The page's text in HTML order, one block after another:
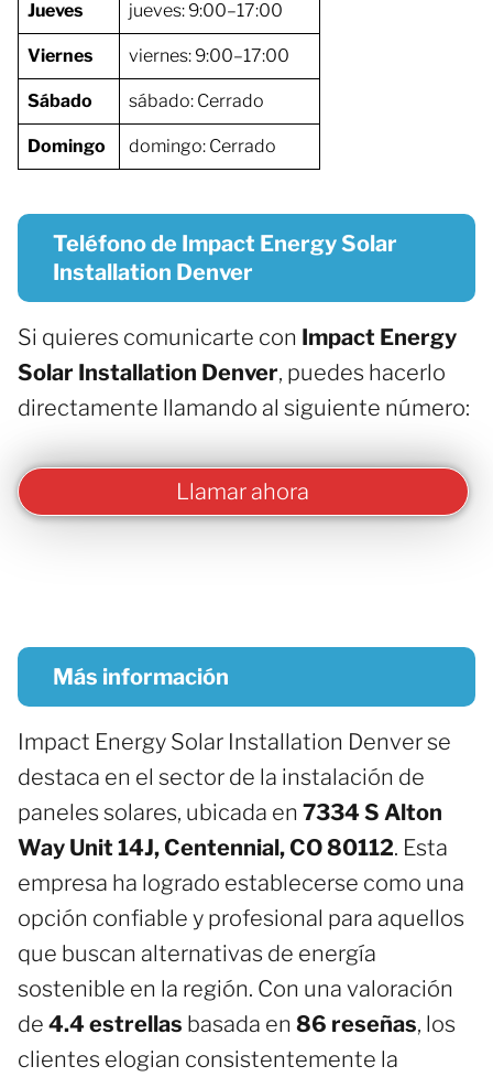
Jueves jueves: 9:00–17:00
Viernes viernes: 9:00–17:00
Sábado sábado: Cerrado
Domingo domingo: Cerrado
Teléfono de Impact Energy Solar
Installation Denver
Si quieres comunicarte con Impact Energy
Solar Installation Denver, puedes hacerlo
directamente llamando al siguiente número:
Llamar ahora
Más información
Impact Energy Solar Installation Denver se
destaca en el sector de la instalación de
paneles solares, ubicada en 7334 S Alton
Way Unit 14J, Centennial, CO 80112. Esta
empresa ha logrado establecerse como una
opción confiable y profesional para aquellos
que buscan alternativas de energía
sostenible en la región. Con una valoración
de 4.4 estrellas basada en 86 reseñas, los
clientes elogian consistentemente la